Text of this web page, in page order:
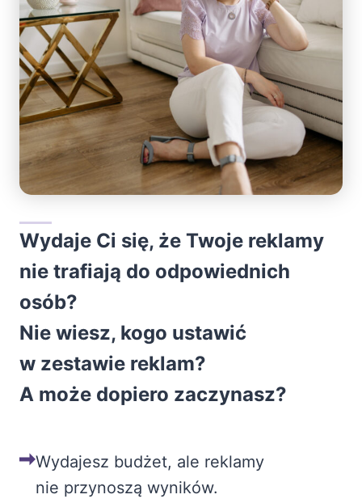
Wydaje Ci się, że Twoje reklamy
nie trafiają do odpowiednich
osób?
Nie wiesz, kogo ustawić
w zestawie reklam?
A może dopiero zaczynasz?
Wydajesz budżet, ale reklamy
nie przynoszą wyników.